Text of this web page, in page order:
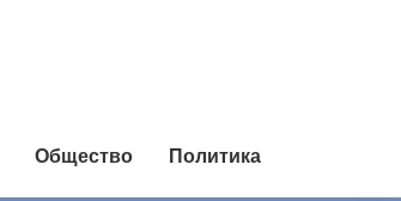
Общество Политика